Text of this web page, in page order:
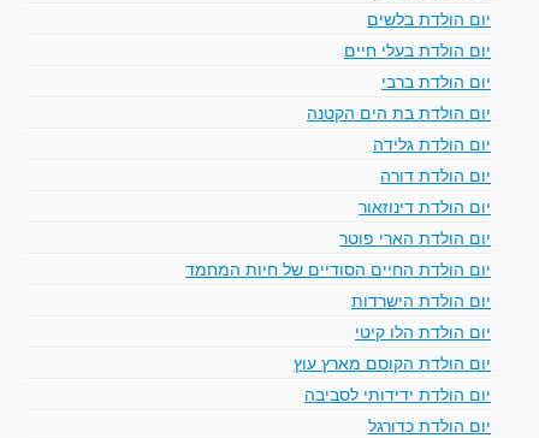
יום הולדת בלשים
יום הולדת בעלי חיים
יום הולדת ברבי
יום הולדת בת הים הקטנה
יום הולדת גלידה
יום הולדת דורה
יום הולדת דינוזאור
יום הולדת הארי פוטר
יום הולדת החיים הסודיים של חיות המחמד
יום הולדת הישרדות
יום הולדת הלו קיטי
יום הולדת הקוסם מארץ עוץ
יום הולדת ידידותי לסביבה
יום הולדת כדורגל